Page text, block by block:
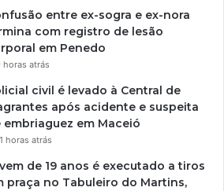
entre ex-sogra e ex-nora
com registro de lesão
em Penedo
horas atrás
civil é levado à Central de
após acidente e suspeita
embriaguez em Maceió
horas atrás
de 19 anos é executado a tiros
praça no Tabuleiro do Martins,